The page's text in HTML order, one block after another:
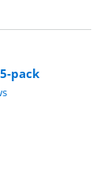
pack